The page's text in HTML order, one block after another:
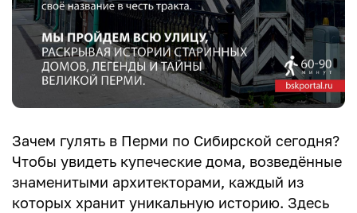
Зачем гулять в Перми по Сибирской сегодня?
Чтобы увидеть купеческие дома, возведённые
знаменитыми архитекторами, каждый из
которых хранит уникальную историю. Здесь